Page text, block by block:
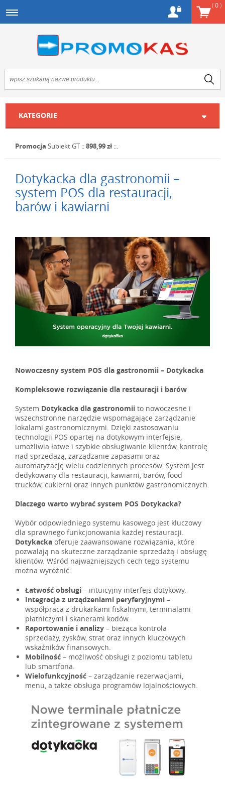
(0)
KATEGORIE
Promocja Subiekt GT ::898,99 zł ::.
Dotykacka dla gastronomii –
system POS dla restauracji,
barów i kawiarni
Nowoczesny system POS dla gastronomii – Dotykacka
Kompleksowe rozwiązanie dla restauracji i barów
System Dotykacka dla gastronomii to nowoczesne i
wszechstronne narzędzie wspomagające zarządzanie
lokalami gastronomicznymi. Dzięki zastosowaniu
technologii POS opartej na dotykowym interfejsie,
umożliwia łatwe i szybkie obsługiwanie klientów, kontrolę
nad sprzedażą, zarządzanie zapasami oraz
automatyzację wielu codziennych procesów. System jest
dedykowany dla restauracji, kawiarni, barów, food
trucków, cukierni oraz innych punktów gastronomicznych.
Dlaczego warto wybrać system POS Dotykacka?
Wybór odpowiedniego systemu kasowego jest kluczowy
dla sprawnego funkcjonowania każdej restauracji.
Dotykacka oferuje zaawansowane rozwiązania, które
pozwalają na skuteczne zarządzanie sprzedażą i obsługę
klientów. Wśród najważniejszych cech tego systemu
można wyróżnić:
Łatwość obsługi – intuicyjny interfejs dotykowy.
Integracja z urządzeniami peryferyjnymi –
współpraca z drukarkami fiskalnymi, terminalami
płatniczymi i skanerami kodów.
Raportowanie i analizy – bieżąca kontrola
sprzedaży, zysków, strat oraz innych kluczowych
wskaźników finansowych.
Mobilność – możliwość obsługi z poziomu tabletu
lub smartfona.
Wielofunkcyjność – zarządzanie rezerwacjami,
menu, a także obsługa programów lojalnościowych.